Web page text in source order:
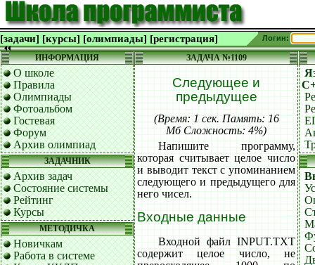
[задачи] [курсы] [олимпиады] [регистрация] Логин:
ИНФОРМАЦИЯ
О школе
Правила
Олимпиады
Фотоальбом
Гостевая
Форум
Архив олимпиад
ЗАДАЧНИК
Архив задач
Состояние системы
Рейтинг
Курсы
МЕТОДИЧКА
Новичкам
Работа в системе
ЗАДАЧА №1109
Следующее и
предыдущее
(Время: 1 сек. Память: 16
Мб Сложность: 4%)
Напишите программу,
которая считывает целое число
и выводит текст с упоминанием
следующего и предыдущего для
него чисел.
Входные данные
Входной файл INPUT.TXT
содержит целое число, не